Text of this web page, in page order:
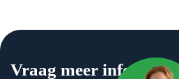
Vraag meer